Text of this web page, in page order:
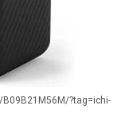
?tag=ichi-